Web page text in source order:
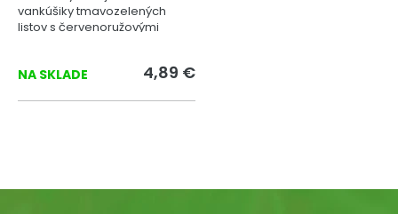
vankúšiky tmavozelených
listov s červenoružovými
NA SKLADE 4,89 €